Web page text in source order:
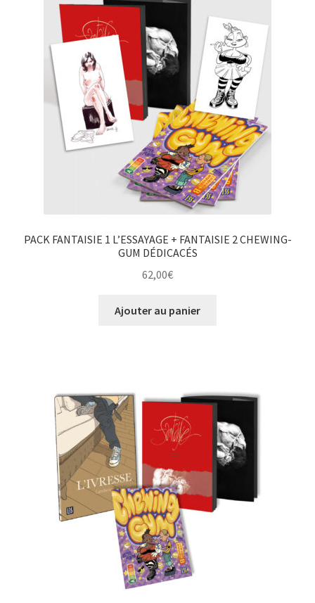
PACK FANTAISIE 1 L’ESSAYAGE + FANTAISIE 2 CHEWING-
GUM DÉDICACÉS
62,00€
Ajouter au panier